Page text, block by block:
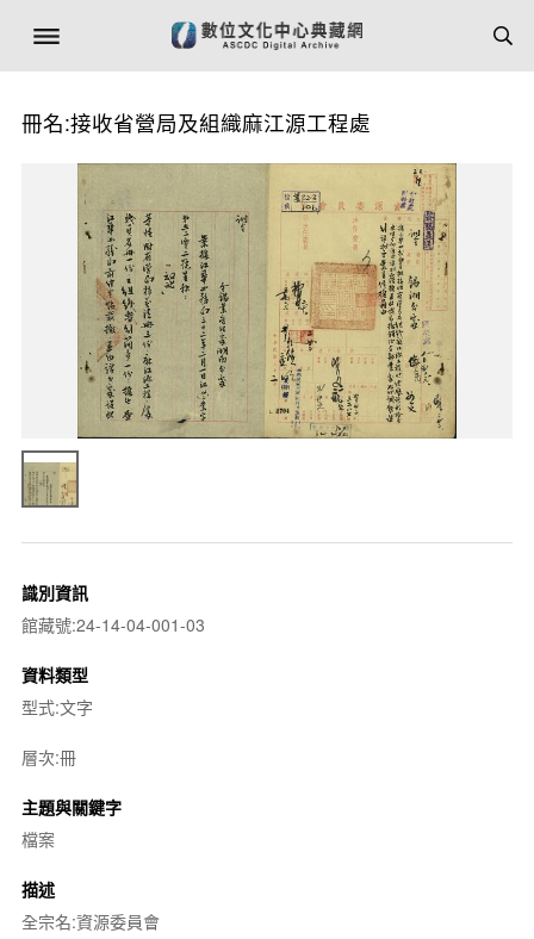
冊名:接收省營局及組織麻江源工程處
識別資訊
館藏號:24-14-04-001-03
資料類型
型式:文字
層次:冊
主題與關鍵字
檔案
描述
全宗名:資源委員會